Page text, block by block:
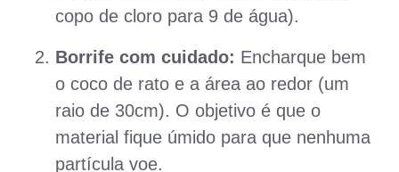
copo de cloro para 9 de água).
Borrife com cuidado: Encharque bem
o coco de rato e a área ao redor (um
raio de 30cm). O objetivo é que o
material fique úmido para que nenhuma
partícula voe.